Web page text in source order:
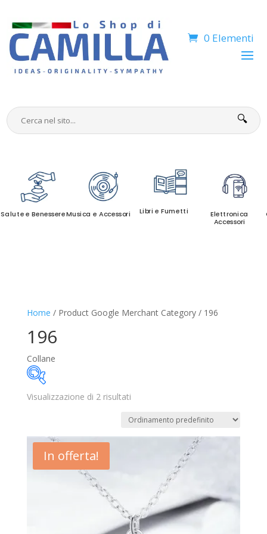
0 Elementi
🔍
Salute e BenessereMusica e Accessori Libri e Fumetti
Elettronica
Accessori
Home / Product Google Merchant Category / 196
196
Collane
11 13 14 16 17
Disponibile
In offerta
Categorie prodotto
Visualizzazione di 2 risultati
In offerta!